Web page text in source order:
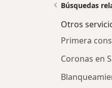
Búsquedas
Otros
Primera
Coronas en